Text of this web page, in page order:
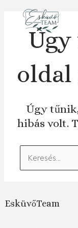
tartalomraÚgy
oldal
Úgy
hibás volt.
Keresés:
EsküvőTeam